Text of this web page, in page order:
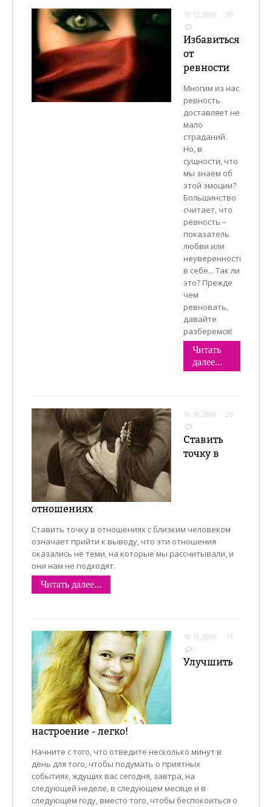
10.12.2008 39
Избавиться
от
ревности
Многим из нас
ревность
доставляет не
мало
страданий.
Но, в
сущности, что
мы знаем об
этой эмоции?
Большинство
считает, что
ревность –
показатель
любви или
неуверенности
в себе... Так ли
это? Прежде
чем
ревновать,
давайте
разберемся!
Читать
далее...
16.10.2008 25
Ставить
точку в
отношениях
Ставить точку в отношениях с близким человеком
означает прийти к выводу, что эти отношения
оказались не теми, на которые мы рассчитывали, и
они нам не подходят.
Читать далее...
10.10.2008 11
Улучшить
настроение - легко!
Начните с того, что отведите несколько минут в
день для того, чтобы подумать о приятных
событиях, ждущих вас сегодня, завтра, на
следующей неделе, в следующем месяце и в
следующем году, вместо того, чтобы беспокоиться о